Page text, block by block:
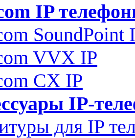
IP
SoundPoint
VVX IP
CX IP
IP-
для IP